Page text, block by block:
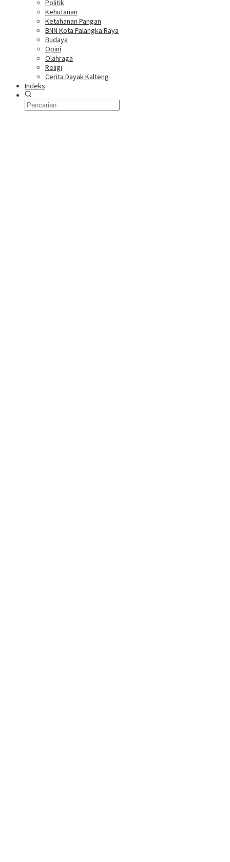
Politik
Kehutanan
Ketahanan Pangan
BNN Kota Palangka Raya
Budaya
Opini
Olahraga
Religi
Cerita Dayak Kalteng
Indeks